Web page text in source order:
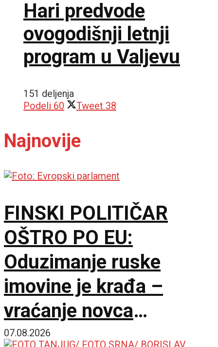
Hari predvode
ovogodišnji letnji
program u Valjevu
151 deljenja
Podeli 60 Tweet 38
Najnovije
FINSKI POLITIČAR
OŠTRO PO EU:
Oduzimanje ruske
imovine je krađa –
vraćanje novca
omogućilo bi mir u
07.08.2026